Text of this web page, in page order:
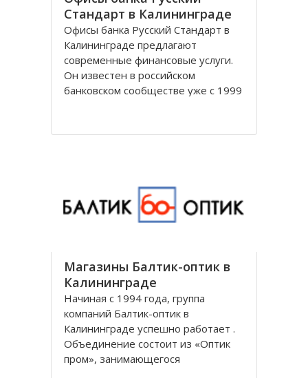
Стандарт в Калининграде
Офисы банка Русский Стандарт в
Калининграде предлагают
современные финансовые услуги.
Он известен в российском
банковском сообществе уже с 1999
настоящее время он является
Магазины Балтик-оптик в
Калининграде
Начиная с 1994 года, группа
компаний Балтик-оптик в
Калининграде успешно работает .
Объединение состоит из «Оптик
пром», занимающегося